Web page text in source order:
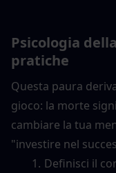
Psicologia
pratiche
Questa paura
gioco: la morte
cambiare la tua
"investire nel
Definisci il